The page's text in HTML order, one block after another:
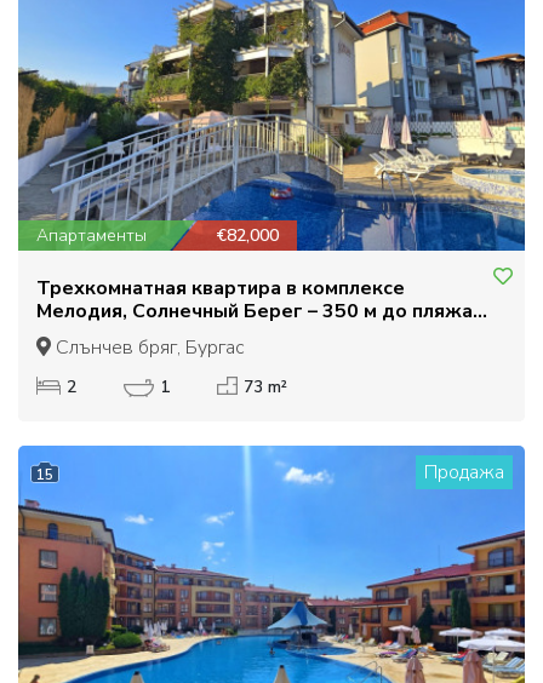
Апартаменты €82,000
Трехкомнатная квартира в комплексе
Мелодия, Солнечный Берег – 350 м до пляжа.
Низкая плата за обслуживание, отличная цена
Слънчев бряг, Бургас
2 1 73 m²
15 Продажа